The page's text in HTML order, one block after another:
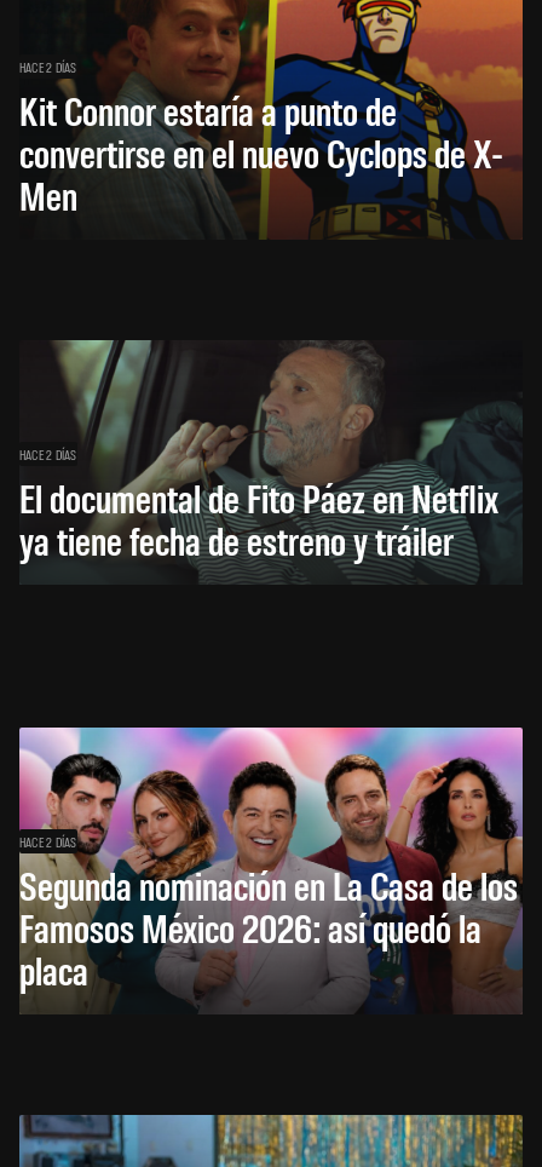
HACE 2 DÍAS
Kit Connor estaría a punto de
convertirse en el nuevo Cyclops de X-
Men
HACE 2 DÍAS
El documental de Fito Páez en Netflix
ya tiene fecha de estreno y tráiler
HACE 2 DÍAS
Segunda nominación en La Casa de los
Famosos México 2026: así quedó la
placa